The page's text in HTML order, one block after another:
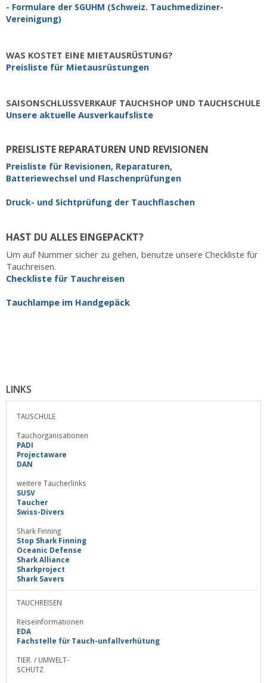
- Formulare der SGUHM (Schweiz. Tauchmediziner-
Vereinigung)
WAS KOSTET EINE MIETAUSRÜSTUNG?
Preisliste für Mietausrüstungen
SAISONSCHLUSSVERKAUF TAUCHSHOP UND TAUCHSCHULE
Unsere aktuelle Ausverkaufsliste
PREISLISTE REPARATUREN UND REVISIONEN
Preisliste für Revisionen, Reparaturen,
Batteriewechsel und Flaschenprüfungen
Druck- und Sichtprüfung der Tauchflaschen
HAST DU ALLES EINGEPACKT?
Um auf Nummer sicher zu gehen, benutze unsere Checkliste für
Tauchreisen.
Checkliste für Tauchreisen
Tauchlampe im Handgepäck
LINKS
TAUSCHULE
Tauchorganisationen
PADI
Projectaware
DAN
weitere Taucherlinks
SUSV
Taucher
Swiss-Divers
Shark Finning
Stop Shark Finning
Oceanic Defense
Shark Alliance
Sharkproject
Shark Savers
TAUCHREISEN
Reiseinformationen
EDA
Fachstelle für Tauch-unfallverhütung
TIER. / UMWELT-
SCHUTZ